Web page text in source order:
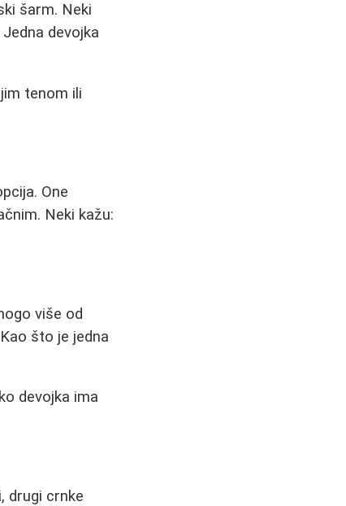
šarm. Neki
devojka
tenom ili
One
Neki kažu:
više od
što je jedna
devojka ima
drugi crnke